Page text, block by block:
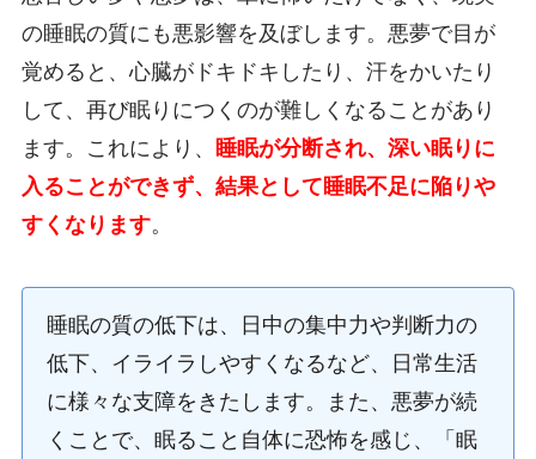
の睡眠の質にも悪影響を及ぼします。悪夢で目が
覚めると、心臓がドキドキしたり、汗をかいたり
して、再び眠りにつくのが難しくなることがあり
ます。これにより、
睡眠が分断され、深い眠りに
入ることができず、結果として睡眠不足に陥りや
すくなります。
睡眠の質の低下は、日中の集中力や判断力の
低下、イライラしやすくなるなど、日常生活
に様々な支障をきたします。また、悪夢が続
くことで、眠ること自体に恐怖を感じ、「眠